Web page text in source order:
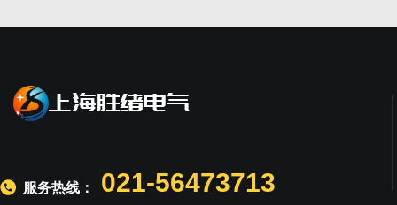
服务热线： 021-56473713